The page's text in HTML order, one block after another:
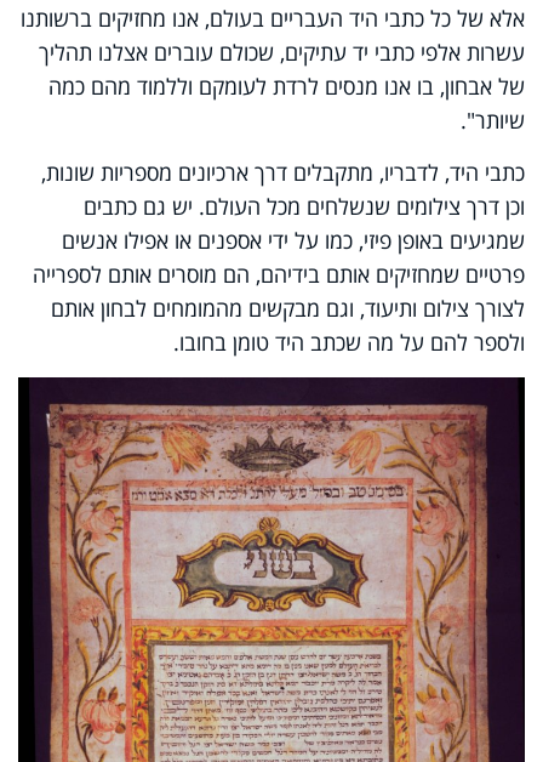
אלא של כל כתבי היד העבריים בעולם, אנו מחזיקים ברשותנו
עשרות אלפי כתבי יד עתיקים, שכולם עוברים אצלנו תהליך
של אבחון, בו אנו מנסים לרדת לעומקם וללמוד מהם כמה
שיותר".
כתבי היד, לדבריו, מתקבלים דרך ארכיונים מספריות שונות,
וכן דרך צילומים שנשלחים מכל העולם. יש גם כתבים
שמגיעים באופן פיזי, כמו על ידי אספנים או אפילו אנשים
פרטיים שמחזיקים אותם בידיהם, הם מוסרים אותם לספרייה
לצורך צילום ותיעוד, וגם מבקשים מהמומחים לבחון אותם
ולספר להם על מה שכתב היד טומן בחובו.